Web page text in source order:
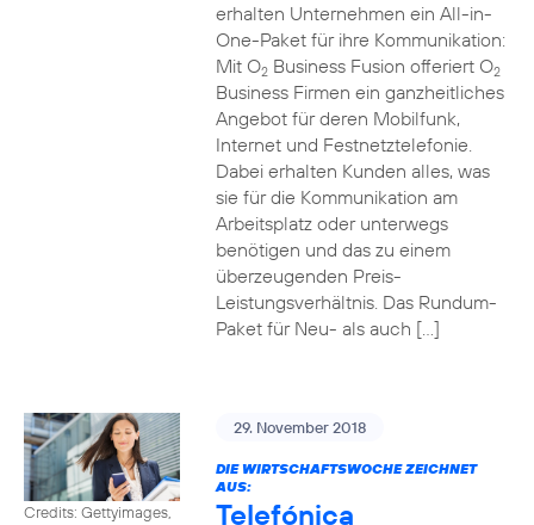
erhalten Unternehmen ein All-in-
One-Paket für ihre Kommunikation:
Mit O2Business Fusion offeriert O2
Business Firmen ein ganzheitliches
Angebot für deren Mobilfunk,
Internet und Festnetztelefonie.
Dabei erhalten Kunden alles, was
sie für die Kommunikation am
Arbeitsplatz oder unterwegs
benötigen und das zu einem
überzeugenden Preis-
Leistungsverhältnis. Das Rundum-
Paket für Neu- als auch […]
Credits: Gettyimages,
29. November 2018
DIE WIRTSCHAFTSWOCHE ZEICHNET
AUS:
Telefónica